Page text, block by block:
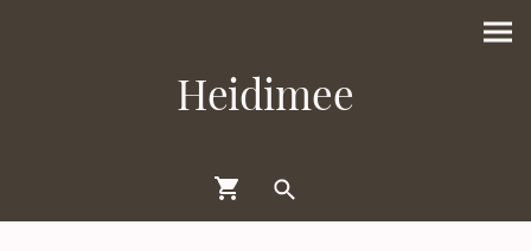
Heidimee